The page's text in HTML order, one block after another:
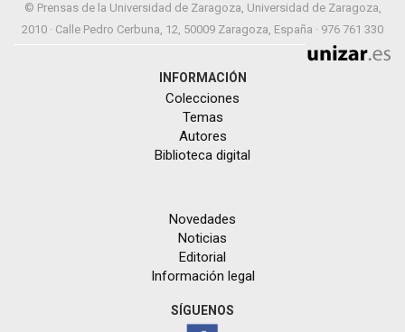
© Prensas de la Universidad de Zaragoza, Universidad de Zaragoza,
2010 · Calle Pedro Cerbuna, 12, 50009 Zaragoza, España · 976 761 330
INFORMACIÓN
Colecciones
Temas
Autores
Biblioteca digital
Novedades
Noticias
Editorial
Información legal
SÍGUENOS